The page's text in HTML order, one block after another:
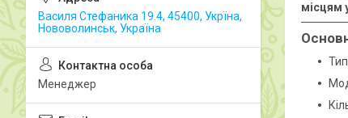
місцям
Василя Стефаника 19.4, 45400, Укрїна,
Нововолинськ, Україна
Менеджер